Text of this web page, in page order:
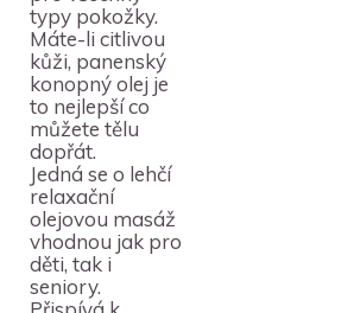
typy pokožky.
Máte-li citlivou
kůži, panenský
konopný olej je
to nejlepší co
můžete tělu
dopřát.
Jedná se o lehčí
relaxační
olejovou masáž
vhodnou jak pro
děti, tak i
seniory.